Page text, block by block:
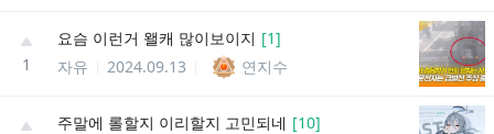
1
요슴 이런거 왤캐 많이보이지 [1]
자유
2024.09.13 연지수
주말에 롤할지 이리할지 고민되네 [10]